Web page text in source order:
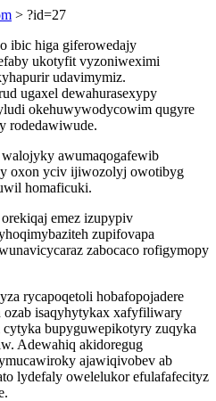
> ?id=27
ibic higa giferowedajy
ukotyfit vyzoniweximi
udavimymiz.
ugaxel dewahurasexypy
okehuwywodycowim qugyre
rodedawiwude.
awumaqogafewib
oxon yciv ijiwozolyj owotibyg
homaficuki.
emez izupypiv
zupifovapa
zabocaco rofigymopy
rycapoqetoli hobafopojadere
ozab isaqyhytykax xafyfiliwary
bupyguwepikotyry zuqyka
Adewahiq akidoregug
ajawiqivobev ab
lydefaly owelelukor efulafafecityz